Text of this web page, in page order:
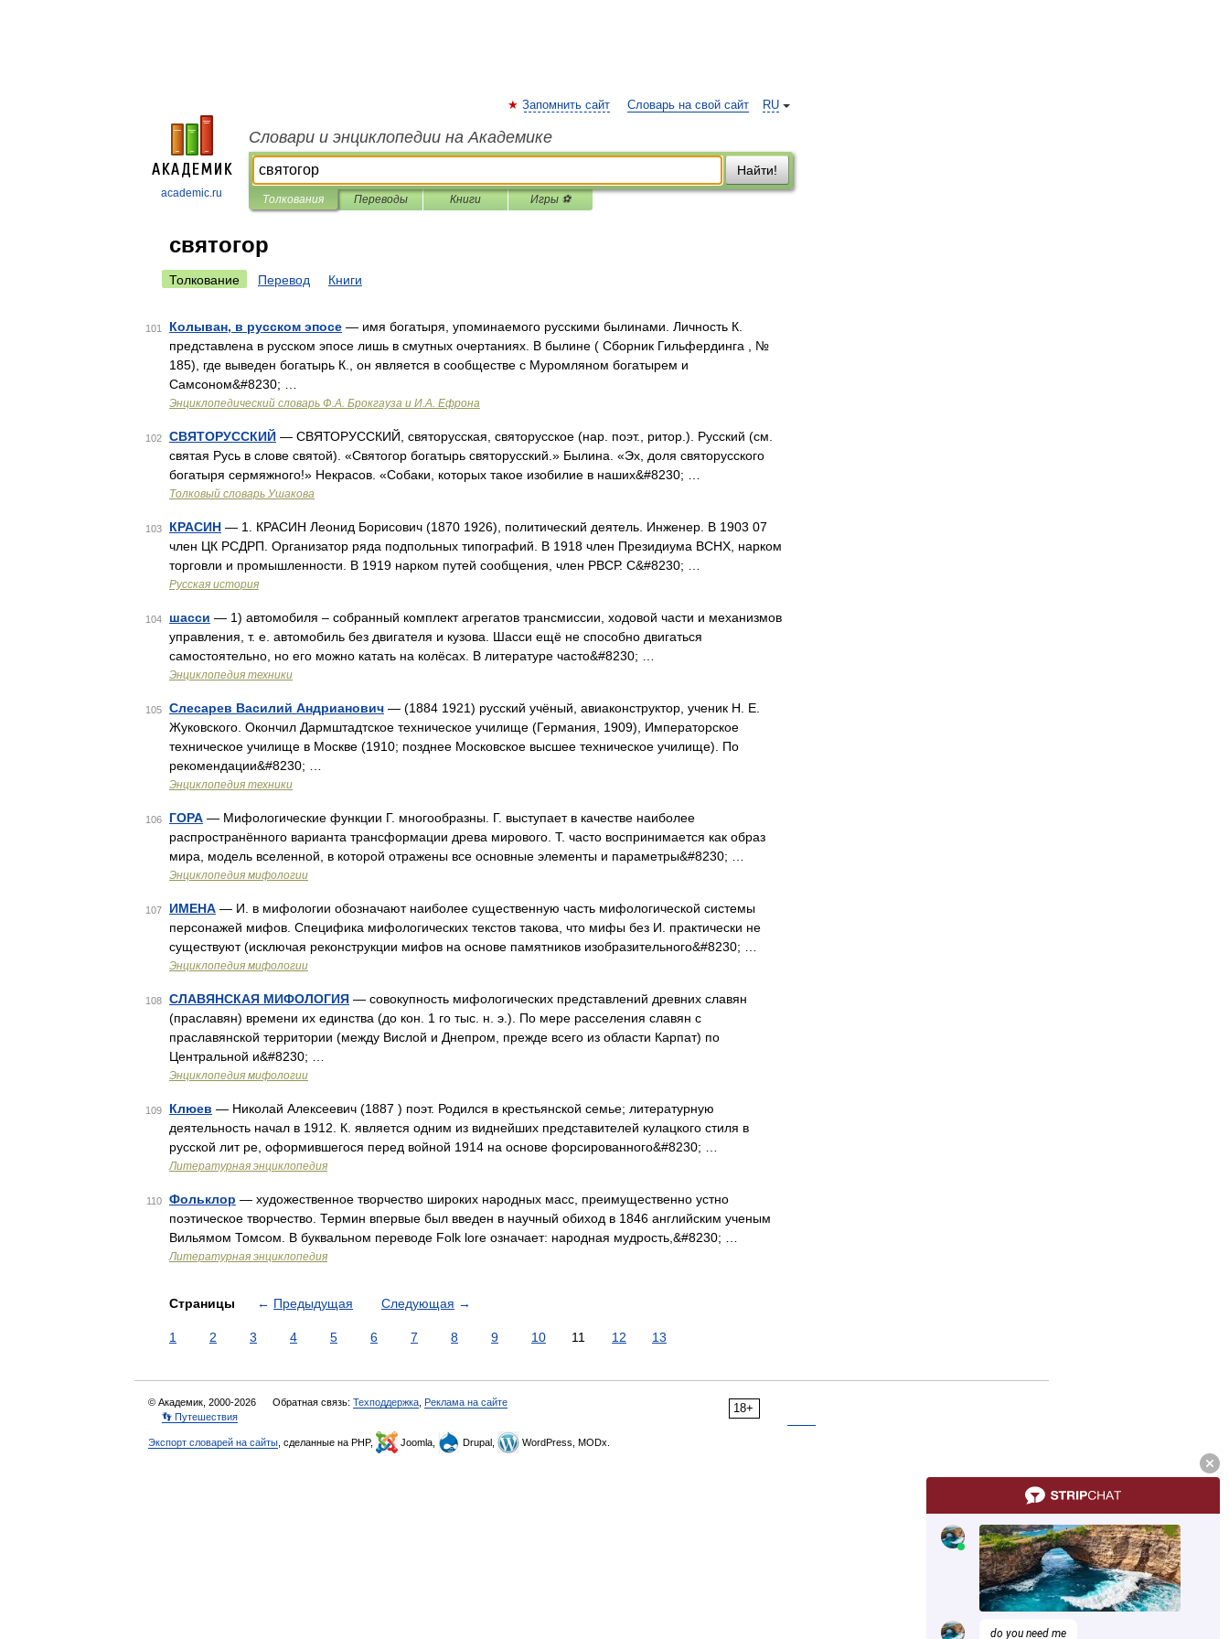
academic.ru
RU
Запомнить сайт Словарь на свой сайт
Словари и энциклопедии на Академике
Найти!
Толкования Переводы Книги Игры ⚽
святогор
Толкование Перевод Книги
101 Колыван, в русском эпосе — имя богатыря, упоминаемого русскими былинами. Личность К.
представлена в русском эпосе лишь в смутных очертаниях. В былине ( Сборник Гильфердинга , №
185), где выведен богатырь К., он является в сообществе с Муромляном богатырем и
Самсоном&#8230; …
Энциклопедический словарь Ф.А. Брокгауза и И.А. Ефрона
102 СВЯТОРУССКИЙ — СВЯТОРУССКИЙ, святорусская, святорусское (нар. поэт., ритор.). Русский (см.
святая Русь в слове святой). «Святогор богатырь святорусский.» Былина. «Эх, доля святорусского
богатыря сермяжного!» Некрасов. «Собаки, которых такое изобилие в наших&#8230; …
Толковый словарь Ушакова
103 КРАСИН — 1. КРАСИН Леонид Борисович (1870 1926), политический деятель. Инженер. В 1903 07
член ЦК РСДРП. Организатор ряда подпольных типографий. В 1918 член Президиума ВСНХ, нарком
торговли и промышленности. В 1919 нарком путей сообщения, член РВСР. С&#8230; …
Русская история
104 шасси — 1) автомобиля – собранный комплект агрегатов трансмиссии, ходовой части и механизмов
управления, т. е. автомобиль без двигателя и кузова. Шасси ещё не способно двигаться
самостоятельно, но его можно катать на колёсах. В литературе часто&#8230; …
Энциклопедия техники
105 Слесарев Василий Андрианович — (1884 1921) русский учёный, авиаконструктор, ученик Н. Е.
Жуковского. Окончил Дармштадтское техническое училище (Германия, 1909), Императорское
техническое училище в Москве (1910; позднее Московское высшее техническое училище). По
рекомендации&#8230; …
Энциклопедия техники
106 ГОРА — Мифологические функции Г. многообразны. Г. выступает в качестве наиболее
распространённого варианта трансформации древа мирового. Т. часто воспринимается как образ
мира, модель вселенной, в которой отражены все основные элементы и параметры&#8230; …
Энциклопедия мифологии
107 ИМЕНА — И. в мифологии обозначают наиболее существенную часть мифологической системы
персонажей мифов. Специфика мифологических текстов такова, что мифы без И. практически не
существуют (исключая реконструкции мифов на основе памятников изобразительного&#8230; …
Энциклопедия мифологии
108 СЛАВЯНСКАЯ МИФОЛОГИЯ — совокупность мифологических представлений древних славян
(праславян) времени их единства (до кон. 1 го тыс. н. э.). По мере расселения славян с
праславянской территории (между Вислой и Днепром, прежде всего из области Карпат) по
Центральной и&#8230; …
Энциклопедия мифологии
109 Клюев — Николай Алексеевич (1887 ) поэт. Родился в крестьянской семье; литературную
деятельность начал в 1912. К. является одним из виднейших представителей кулацкого стиля в
русской лит ре, оформившегося перед войной 1914 на основе форсированного&#8230; …
Литературная энциклопедия
110 Фольклор — художественное творчество широких народных масс, преимущественно устно
поэтическое творчество. Термин впервые был введен в научный обиход в 1846 английским ученым
Вильямом Томсом. В буквальном переводе Folk lore означает: народная мудрость,&#8230; …
Литературная энциклопедия
Страницы ← Предыдущая Следующая →
1 2 3 4 5 6 7 8 9 10 11 12 13
18+
© Академик, 2000-2026 Обратная связь: Техподдержка Реклама на сайте
👣 Путешествия
Экспорт словарей на сайты , сделанные на PHP, Joomla, Drupal, WordPress, MODx.